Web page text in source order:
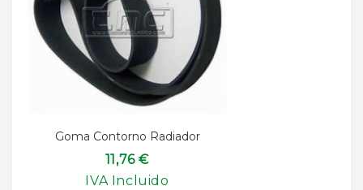
Goma Contorno Radiador
11,76 €
IVA Incluido